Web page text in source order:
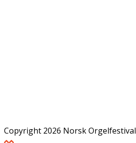
Copyright 2026 Norsk Orgelfestival